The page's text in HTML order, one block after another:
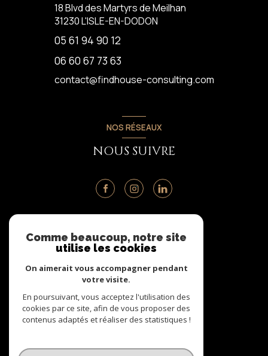
18 Blvd des Martyrs de Meilhan
31230L'ISLE-EN-DODON
05 61 94 90 12
06 60 67 73 63
contact@findhouse-consulting.com
NOS RÉSEAUX
NOUS SUIVRE
ADHÉRENTS
NOUS ADHÉRONS
© 2026 | Tous droits réservés
Comme beaucoup, notre site
utilise les cookies
On aimerait vous accompagner pendant
votre visite.
En poursuivant, vous acceptez l'utilisation des
cookies par ce site, afin de vous proposer des
contenus adaptés et réaliser des statistiques !